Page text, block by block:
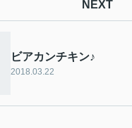
NEXT
ビアカンチキン♪
2018.03.22